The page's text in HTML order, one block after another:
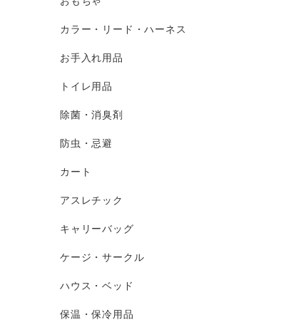
カラー・リード・ハーネス
お手入れ用品
トイレ用品
除菌・消臭剤
防虫・忌避
カート
アスレチック
キャリーバッグ
ケージ・サークル
ハウス・ベッド
保温・保冷用品